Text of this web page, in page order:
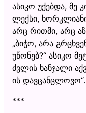
ასიკო უქებდა, მე
ლექსი,
არც რითმი, არც
„ბიჭო, არა
უწონებ?“ ასიკო
ძვლის ხანჯალი
ის დავცანცლოვო“.
***